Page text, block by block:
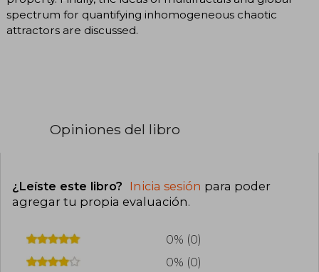
spectrum for quantifying inhomogeneous chaotic
attractors are discussed.
Opiniones del libro
¿Leíste este libro? Inicia sesión para poder
agregar tu propia evaluación.
0% (0)
0% (0)